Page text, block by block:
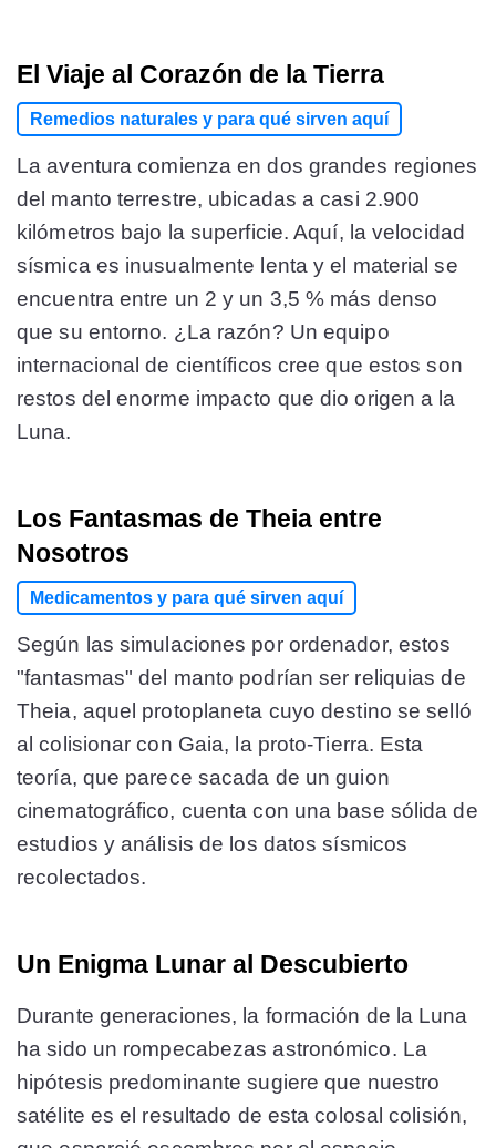
El Viaje al Corazón de la Tierra
Remedios naturales y para qué sirven aquí
La aventura comienza en dos grandes regiones
del manto terrestre, ubicadas a casi 2.900
kilómetros bajo la superficie. Aquí, la velocidad
sísmica es inusualmente lenta y el material se
encuentra entre un 2 y un 3,5 % más denso
que su entorno. ¿La razón? Un equipo
internacional de científicos cree que estos son
restos del enorme impacto que dio origen a la
Luna.
Los Fantasmas de Theia entre
Nosotros
Medicamentos y para qué sirven aquí
Según las simulaciones por ordenador, estos
"fantasmas" del manto podrían ser reliquias de
Theia, aquel protoplaneta cuyo destino se selló
al colisionar con Gaia, la proto-Tierra. Esta
teoría, que parece sacada de un guion
cinematográfico, cuenta con una base sólida de
estudios y análisis de los datos sísmicos
recolectados.
Un Enigma Lunar al Descubierto
Durante generaciones, la formación de la Luna
ha sido un rompecabezas astronómico. La
hipótesis predominante sugiere que nuestro
satélite es el resultado de esta colosal colisión,